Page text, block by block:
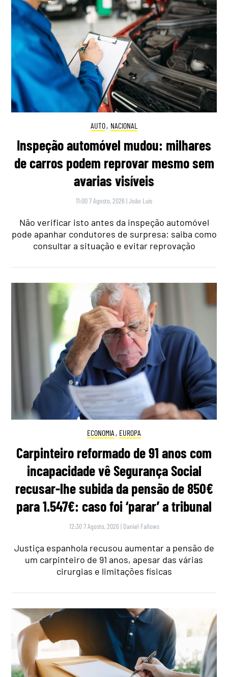
AUTO, NACIONAL
Inspeção automóvel mudou: milhares
de carros podem reprovar mesmo sem
avarias visíveis
11:00 7 Agosto, 2026 |João Luís
Não verificar isto antes da inspeção automóvel
pode apanhar condutores de surpresa: saiba como
consultar a situação e evitar reprovação
ECONOMIA , EUROPA
Carpinteiro reformado de 91 anos com
incapacidade vê Segurança Social
recusar-lhe subida da pensão de 850€
para 1.547€: caso foi ‘parar’ a tribunal
12:30 7 Agosto, 2026 | Daniel Fallows
Justiça espanhola recusou aumentar a pensão de
um carpinteiro de 91 anos, apesar das várias
cirurgias e limitações físicas